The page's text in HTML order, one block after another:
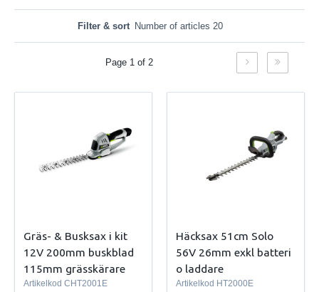
Filter & sort Number of articles 20
Page 1 of 2
Gräs- & Busksax i kit
12V 200mm buskblad
115mm grässkärare
Artikelkod CHT2001E
Häcksax 51cm Solo
56V 26mm exkl batteri
o laddare
Artikelkod HT2000E